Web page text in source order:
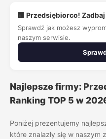
🏢 Przedsiębiorco!
Sprawdź jak możesz
naszym serwisie.
Najlepsze firmy:
Ranking TOP 5 w
Poniżej prezentujemy
które znalazły się w naszym